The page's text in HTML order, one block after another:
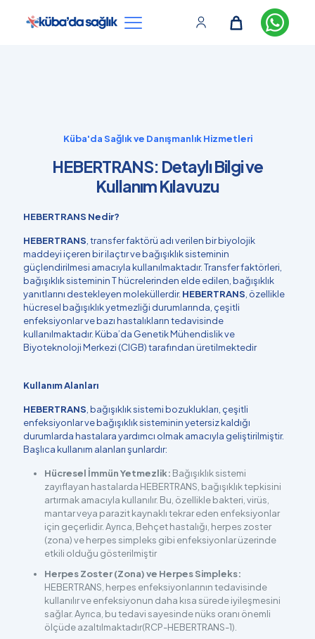
Küba'da Sağlık ve Danışmanlık Hizmetleri
HEBERTRANS: Detaylı Bilgi ve
Kullanım Kılavuzu
HEBERTRANS Nedir?
HEBERTRANS , transfer faktörü adı verilen bir biyolojik
maddeyi içeren bir ilaçtır ve bağışıklık sisteminin
güçlendirilmesi amacıyla kullanılmaktadır. Transfer faktörleri,
bağışıklık sisteminin T hücrelerinden elde edilen, bağışıklık
yanıtlarını destekleyen moleküllerdir. HEBERTRANS , özellikle
hücresel bağışıklık yetmezliği durumlarında, çeşitli
enfeksiyonlar ve bazı hastalıkların tedavisinde
kullanılmaktadır. Küba’da Genetik Mühendislik ve
Biyoteknoloji Merkezi (CIGB) tarafından üretilmektedir
Kullanım Alanları
HEBERTRANS , bağışıklık sistemi bozuklukları, çeşitli
enfeksiyonlar ve bağışıklık sisteminin yetersiz kaldığı
durumlarda hastalara yardımcı olmak amacıyla geliştirilmiştir.
Başlıca kullanım alanları şunlardır:
Hücresel İmmün Yetmezlik: Bağışıklık sistemi
zayıflayan hastalarda HEBERTRANS, bağışıklık tepkisini
artırmak amacıyla kullanılır. Bu, özellikle bakteri, virüs,
mantar veya parazit kaynaklı tekrar eden enfeksiyonlar
için geçerlidir. Ayrıca, Behçet hastalığı, herpes zoster
(zona) ve herpes simpleks gibi enfeksiyonlar üzerinde
etkili olduğu gösterilmiştir​
Herpes Zoster (Zona) ve Herpes Simpleks:
HEBERTRANS, herpes enfeksiyonlarının tedavisinde
kullanılır ve enfeksiyonun daha kısa sürede iyileşmesini
sağlar. Ayrıca, bu tedavi sayesinde nüks oranı önemli
ölçüde azaltılmaktadır​(RCP-HEBERTRANS-1).